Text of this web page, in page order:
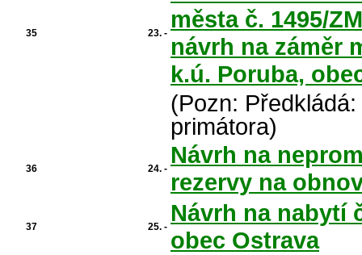
35 23. -
města č. 1495/
návrh na záměr
k.ú. Poruba,
(Pozn:
primátora)
36 24. -
Návrh na
rezervy na
37 25. -
Návrh na nabytí
obec Ostrava